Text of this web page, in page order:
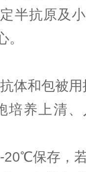
半抗原及
体和包被
培养上清
-20℃保存，